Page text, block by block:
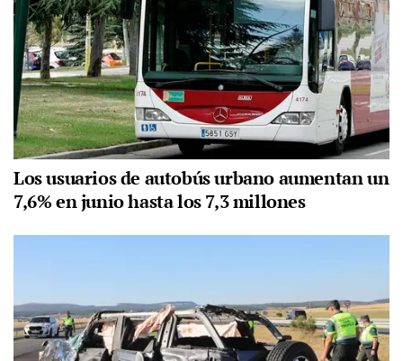
Los usuarios de autobús urbano aumentan un
7,6% en junio hasta los 7,3 millones